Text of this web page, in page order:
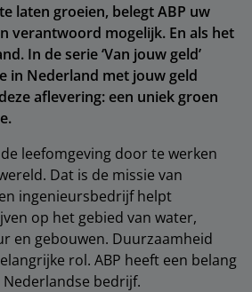
laten groeien, belegt ABP uw
verantwoord mogelijk. En als het
In de serie ‘Van jouw geld’
in Nederland met jouw geld
aflevering: een uniek groen
leefomgeving door te werken
Dat is de missie van
ingenieursbedrijf helpt
op het gebied van water,
en gebouwen. Duurzaamheid
rol. ABP heeft een belang
bedrijf.